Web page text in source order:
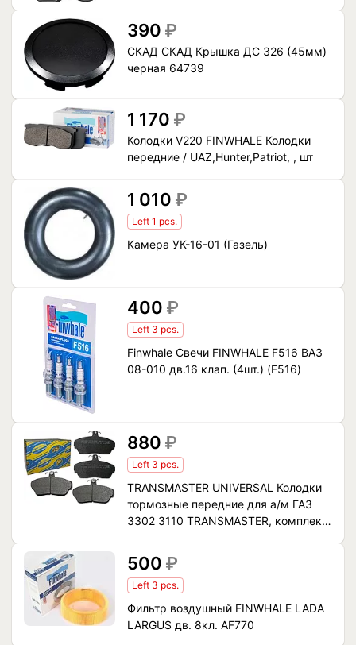
390 ₽
СКАД СКАД Крышка ДС 326 (45мм)
черная 64739
1 170 ₽
Колодки V220 FINWHALE Колодки
передние / UAZ,Hunter,Patriot, , шт
1 010 ₽
Left 1 pcs.
Камера УК-16-01 (Газель)
400 ₽
Left 3 pcs.
Finwhale Свечи FINWHALE F516 ВАЗ
08-010 дв.16 клап. (4шт.) (F516)
880 ₽
Left 3 pcs.
TRANSMASTER UNIVERSAL Колодки
тормозные передние для а/м ГАЗ
3302 3110 ТRANSMASTER, комплект
500 ₽
Left 3 pcs.
Фильтр воздушный FINWHALE LADA
LARGUS дв. 8кл. AF770